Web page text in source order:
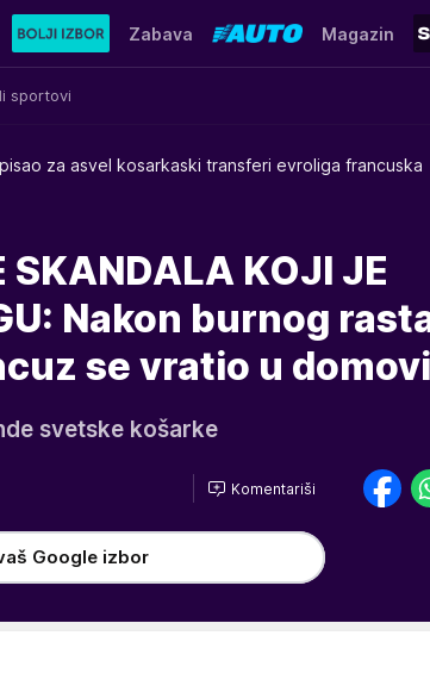
sportovi
Zabava Magazin
za asvel kosarkaski transferi evroliga francuska
SKANDALA KOJI JE
Nakon burnog
se vratio u
svetske košarke
Komentariši
Google izbor